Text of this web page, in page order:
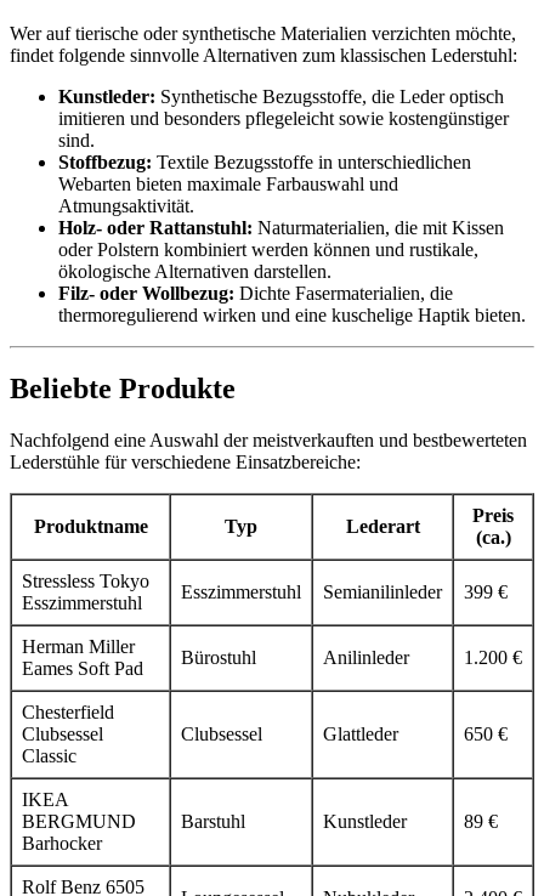
Wer auf tierische oder synthetische Materialien verzichten möchte,
findet folgende sinnvolle Alternativen zum klassischen Lederstuhl:
Kunstleder: Synthetische Bezugsstoffe, die Leder optisch
imitieren und besonders pflegeleicht sowie kostengünstiger
sind.
Stoffbezug: Textile Bezugsstoffe in unterschiedlichen
Webarten bieten maximale Farbauswahl und
Atmungsaktivität.
Holz- oder Rattanstuhl: Naturmaterialien, die mit Kissen
oder Polstern kombiniert werden können und rustikale,
ökologische Alternativen darstellen.
Filz- oder Wollbezug: Dichte Fasermaterialien, die
thermoregulierend wirken und eine kuschelige Haptik bieten.
Beliebte Produkte
Nachfolgend eine Auswahl der meistverkauften und bestbewerteten
Lederstühle für verschiedene Einsatzbereiche:
Produktname Typ Lederart
Preis
(ca.)
Stressless Tokyo
Esszimmerstuhl
Esszimmerstuhl Semianilinleder 399 €
Herman Miller
Eames Soft Pad
Bürostuhl Anilinleder 1.200 €
Chesterfield
Clubsessel
Classic
Clubsessel Glattleder 650 €
IKEA
BERGMUND
Barhocker
Barstuhl Kunstleder 89 €
Rolf Benz 6505